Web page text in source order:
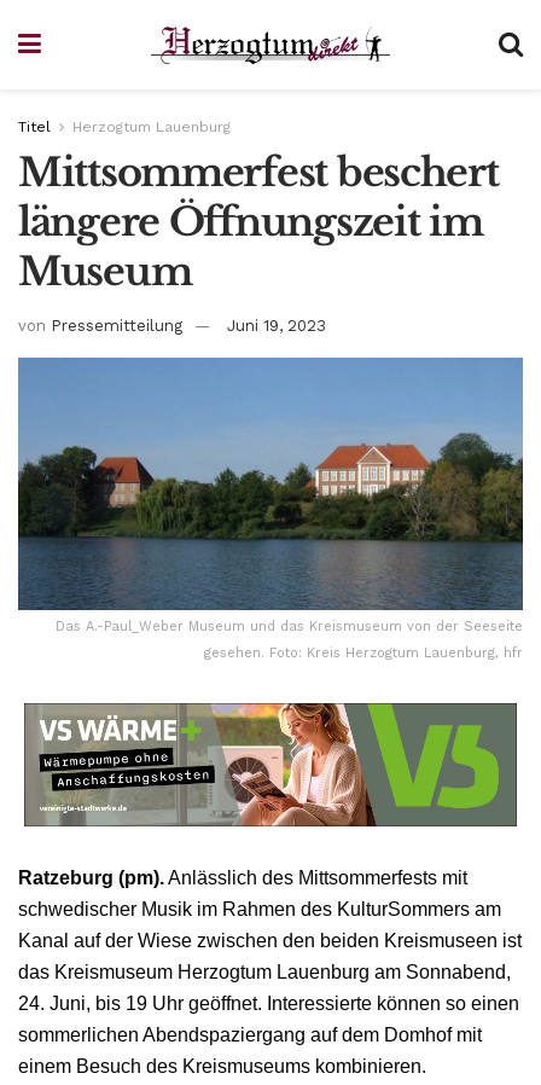
Titel Herzogtum Lauenburg
Mittsommerfest beschert
längere Öffnungszeit im
Museum
von Pressemitteilung Juni 19, 2023
Das A.-Paul_Weber Museum und das Kreismuseum von der Seeseite
gesehen. Foto: Kreis Herzogtum Lauenburg, hfr
Ratzeburg (pm).Anlässlich des Mittsommerfests mit
schwedischer Musik im Rahmen des KulturSommers am
Kanal auf der Wiese zwischen den beiden Kreismuseen ist
das Kreismuseum Herzogtum Lauenburg am Sonnabend,
24. Juni, bis 19 Uhr geöffnet. Interessierte können so einen
sommerlichen Abendspaziergang auf dem Domhof mit
einem Besuch des Kreismuseums kombinieren.